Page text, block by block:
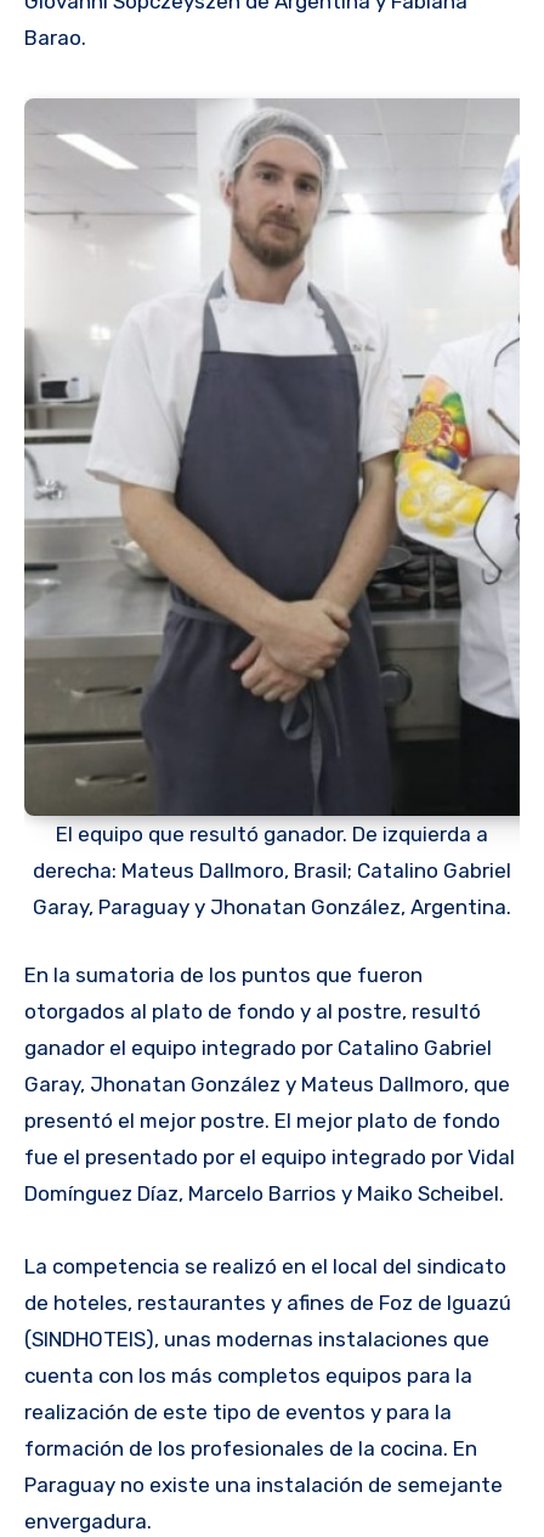
Barao.
El equipo que resultó ganador. De izquierda a
derecha: Mateus Dallmoro, Brasil; Catalino Gabriel
Garay, Paraguay y Jhonatan González, Argentina.
En la sumatoria de los puntos que fueron
otorgados al plato de fondo y al postre, resultó
ganador el equipo integrado por Catalino Gabriel
Garay, Jhonatan González y Mateus Dallmoro, que
presentó el mejor postre. El mejor plato de fondo
fue el presentado por el equipo integrado por Vidal
Domínguez Díaz, Marcelo Barrios y Maiko Scheibel.
La competencia se realizó en el local del sindicato
de hoteles, restaurantes y afines de Foz de Iguazú
(SINDHOTEIS), unas modernas instalaciones que
cuenta con los más completos equipos para la
realización de este tipo de eventos y para la
formación de los profesionales de la cocina. En
Paraguay no existe una instalación de semejante
envergadura.